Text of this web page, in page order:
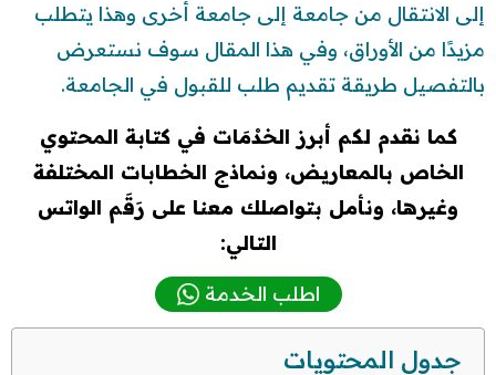
إلى الانتقال من جامعة إلى جامعة أخرى وهذا يتطلب
مزيدًا من الأوراق، وفي هذا المقال سوف نستعرض
بالتفصيل طريقة تقديم طلب للقبول في الجامعة.
كما نقدم لكم أبرز الخدْمَات في كتابة المحتوي
الخاص بالمعاريض، ونماذج الخطابات المختلفة
وغيرها، ونأمل بتواصلك معنا على رَقَم الواتس
التالي:
اطلب الخدمة
جدول المحتويات